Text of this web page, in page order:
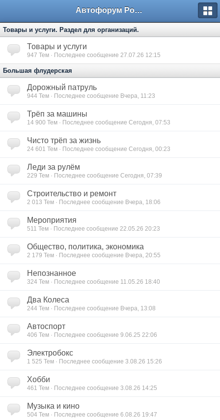
Автофорум Ростова-на-Дону
Товары и услуги. Раздел для организаций.
Товары и услуги
947 Тем · Последнее сообщение 27.07.26 12:15
Большая флудерская
Дорожный патруль
944 Тем · Последнее сообщение Вчера, 11:23
Трёп за машины
14 900 Тем · Последнее сообщение Сегодня, 07:53
Чисто трёп за жизнь
24 601 Тем · Последнее сообщение Сегодня, 00:23
Леди за рулём
229 Тем · Последнее сообщение Сегодня, 07:39
Строительство и ремонт
2 013 Тем · Последнее сообщение Вчера, 18:06
Мероприятия
511 Тем · Последнее сообщение 22.05.26 20:23
Общество, политика, экономика
2 179 Тем · Последнее сообщение Вчера, 20:55
Непознанное
324 Тем · Последнее сообщение 11.05.26 18:40
Два Колеса
244 Тем · Последнее сообщение Вчера, 13:08
Автоспорт
406 Тем · Последнее сообщение 9.06.25 22:06
Электробокс
1 525 Тем · Последнее сообщение 3.08.26 15:26
Хобби
461 Тем · Последнее сообщение 3.08.26 14:25
Музыка и кино
504 Тем · Последнее сообщение 6.08.26 19:47